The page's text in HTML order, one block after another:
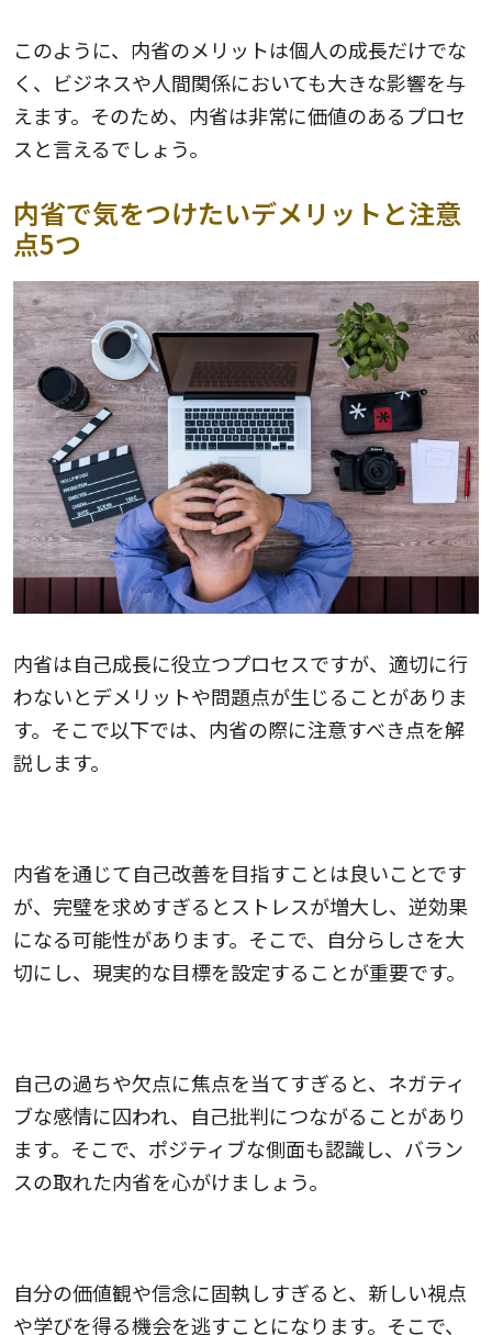
このように、内省のメリットは個人の成長だけでな
く、ビジネスや人間関係においても大きな影響を与
えます。そのため、内省は非常に価値のあるプロセ
スと言えるでしょう。
内省で気をつけたいデメリットと注意
点5つ
内省は自己成長に役立つプロセスですが、適切に行
わないとデメリットや問題点が生じることがありま
す。そこで以下では、内省の際に注意すべき点を解
説します。
内省を通じて自己改善を目指すことは良いことです
が、完璧を求めすぎるとストレスが増大し、逆効果
になる可能性があります。そこで、自分らしさを大
切にし、現実的な目標を設定することが重要です。
自己の過ちや欠点に焦点を当てすぎると、ネガティ
ブな感情に囚われ、自己批判につながることがあり
ます。そこで、ポジティブな側面も認識し、バラン
スの取れた内省を心がけましょう。
自分の価値観や信念に固執しすぎると、新しい視点
や学びを得る機会を逃すことになります。そこで、